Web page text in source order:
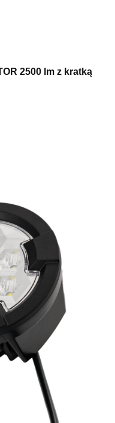
Lampa robocza LRD 3161 RAPTOR 2500 lm z kratką